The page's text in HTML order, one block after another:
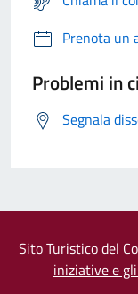
Prenota un
Problemi in
Segnala
Sito Turistico del
iniziative e